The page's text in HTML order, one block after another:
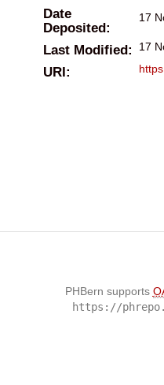
Date
Deposited:
17
Last Modified: 17
URI:
PHBern supports
https://